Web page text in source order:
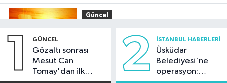
tavsiyeler
Güncel
altında çalışmaya öğle yasağı
1 GÜNCEL
Gözaltı sonrası
Mesut Can
Tomay'dan ilk
2 İSTANBUL HABERLERI
Üsküdar
Belediyesi'ne
operasyon: